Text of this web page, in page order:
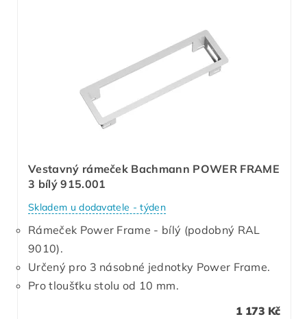
Vestavný rámeček Bachmann POWER FRAME
3 bílý 915.001
Skladem u dodavatele - týden
Rámeček Power Frame - bílý (podobný RAL
9010).
Určený pro 3 násobné jednotky Power Frame.
Pro tloušťku stolu od 10 mm.
1 173 Kč